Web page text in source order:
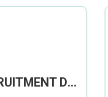
THE REPULSE BAY RECRUITMENT DAY 淺水灣影灣園人才招聘會